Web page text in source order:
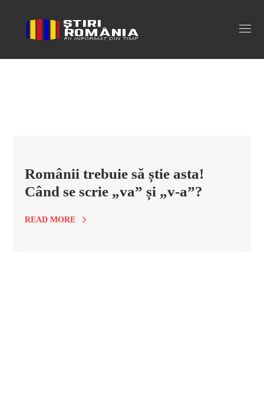
ortograme Tag
Românii trebuie să știe asta!
Când se scrie „va” și „v-a”?
READ MORE